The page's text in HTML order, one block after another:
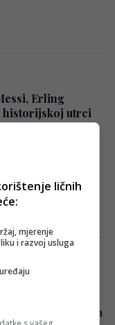
Erling
historijskoj utrci
na Svjetskom
u samu
od
nekadašnji
Grafite, godinama
ličnih
mjerenje
i razvoj usluga